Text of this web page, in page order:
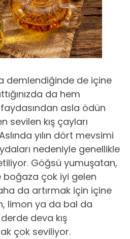
demlendiğinde de içine
da hem
asla ödün
sevilen kış çayları
yılın dört mevsimi
nedeniyle genellikle
Göğsü yumuşatan,
çok iyi gelen
da artırmak için içine
limon ya da bal da
deva kış
çok seviliyor.